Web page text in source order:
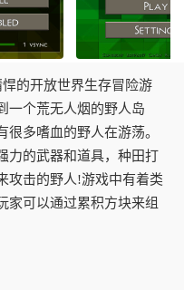
的开放世界生存冒险游
一个荒无人烟的野人岛
很多嗜血的野人在游荡。
力的武器和道具，种田打
攻击的野人!游戏中有着类
家可以通过累积方块来组